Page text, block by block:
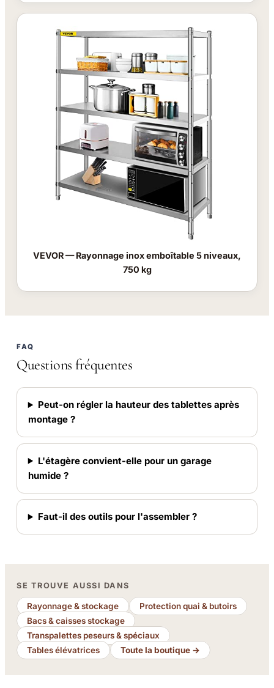
VEVOR — Rayonnage inox emboîtable 5 niveaux,
750 kg
FAQ
Questions fréquentes
Peut-on régler la hauteur des tablettes après
montage ?
L'étagère convient-elle pour un garage
humide ?
Faut-il des outils pour l'assembler ?
SE TROUVE AUSSI DANS
Rayonnage & stockage
Protection quai & butoirs
Bacs & caisses stockage
Transpalettes peseurs & spéciaux
Tables élévatrices
Toute la boutique →